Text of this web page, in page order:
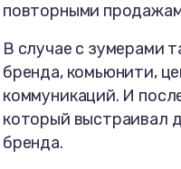
повторными
В случае с зумерами
бренда, комьюнити,
коммуникаций. И
который выстраивал
бренда.